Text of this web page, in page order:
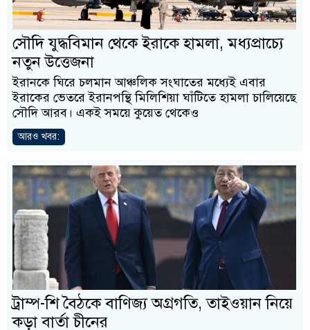
সৌদি যুদ্ধবিমান থেকে ইরাকে হামলা, মধ্যপ্রাচ্যে
নতুন উত্তেজনা
ইরানকে ঘিরে চলমান আঞ্চলিক সংঘাতের মধ্যেই এবার
ইরাকের ভেতরে ইরানপন্থি মিলিশিয়া ঘাঁটিতে হামলা চালিয়েছে
সৌদি আরব। একই সময়ে কুয়েত থেকেও
আরও খবর:
ট্রাম্প-শি বৈঠকে বাণিজ্য অগ্রগতি, তাইওয়ান নিয়ে
কড়া বার্তা চীনের